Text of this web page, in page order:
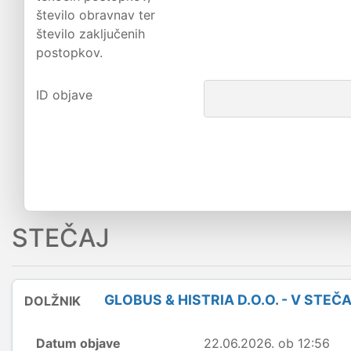
število obravnav ter
število zaključenih
postopkov.
ID objave
STEČAJ
DOLŽNIK GLOBUS & HISTRIA D.O.O. - V
Datum objave
22.06.2026. ob 12:56